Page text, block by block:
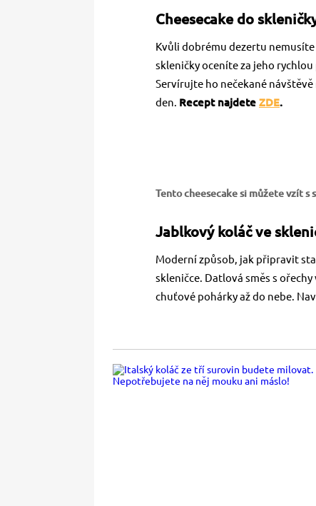
Cheesecake do
Kvůli dobrému dezertu
skleničky oceníte za jeho
Servírujte ho nečekané
den. Recept najdete ZDE.
Tento cheesecake si můžete vzít s
Jablkový koláč ve
Moderní způsob, jak připravit
skleničce. Datlová směs s
chuťové pohárky až do nebe.